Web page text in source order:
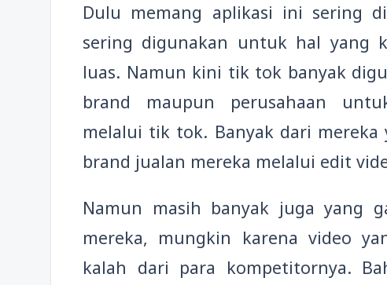
Dulu memang aplikasi ini sering
sering digunakan untuk hal yang
luas. Namun kini tik tok banyak
brand maupun perusahaan
melalui tik tok. Banyak dari mereka
brand jualan mereka melalui edit
Namun masih banyak juga yang
mereka, mungkin karena video
kalah dari para kompetitornya.